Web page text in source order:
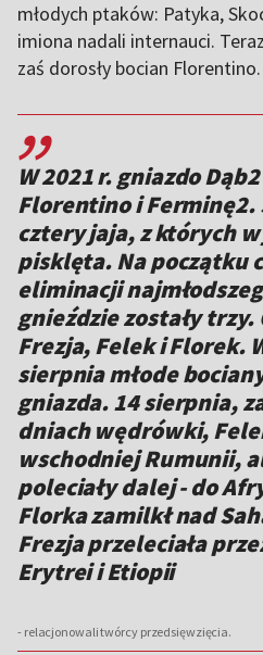
młodych ptaków: Patyka,
imiona nadali internauci.
zaś dorosły bocian Florentino.
,,
W 2021 r. gniazdo
Florentino i Ferminę2.
cztery jaja, z których
pisklęta. Na początku
eliminacji
gnieździe zostały
Frezja, Felek i Florek.
sierpnia młode
gniazda. 14 sierpnia,
dniach wędrówki,
wschodniej Rumunii,
poleciały dalej - do
Florka zamilkł nad
Frezja przeleciała
Erytrei i Etiopii
- relacjonowali twórcy przedsięwzięcia.